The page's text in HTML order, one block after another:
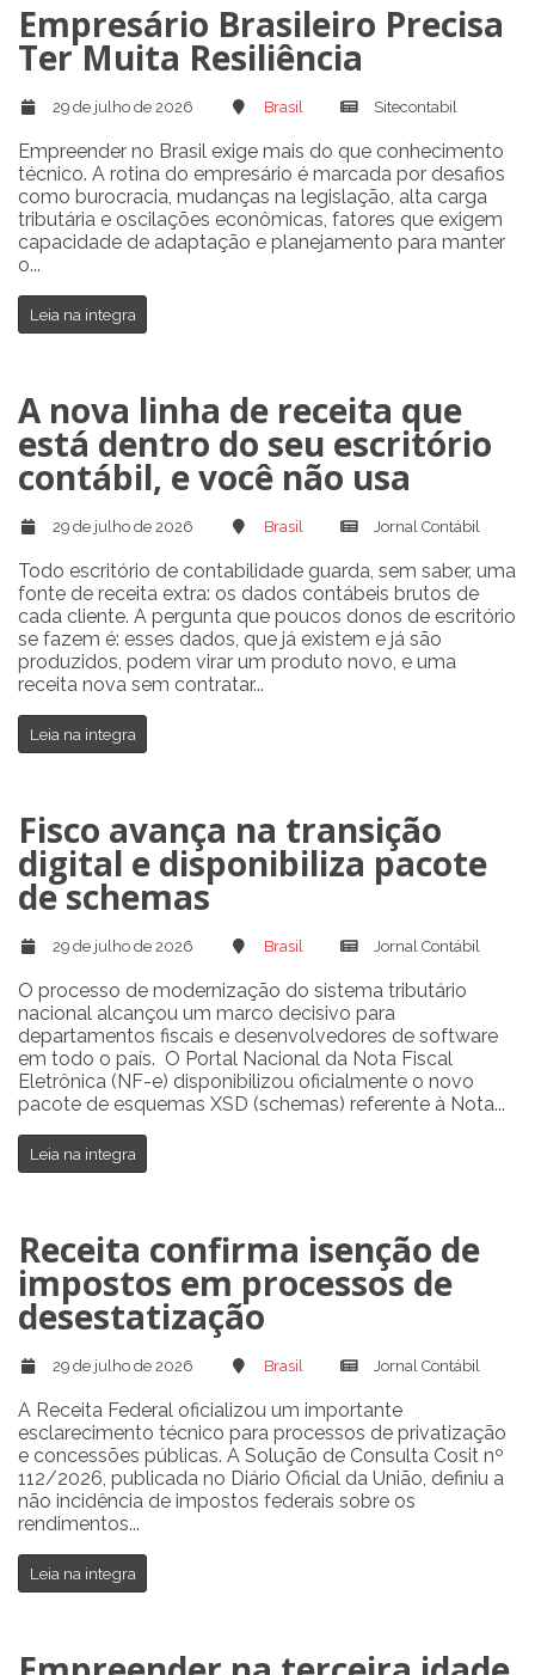
Empresário Brasileiro Precisa
Ter Muita Resiliência
29 de julho de 2026 Brasil Sitecontabil
Empreender no Brasil exige mais do que conhecimento
técnico. A rotina do empresário é marcada por desafios
como burocracia, mudanças na legislação, alta carga
tributária e oscilações econômicas, fatores que exigem
capacidade de adaptação e planejamento para manter
o...
Leia na integra
A nova linha de receita que
está dentro do seu escritório
contábil, e você não usa
29 de julho de 2026 Brasil Jornal Contábil
Todo escritório de contabilidade guarda, sem saber, uma
fonte de receita extra: os dados contábeis brutos de
cada cliente. A pergunta que poucos donos de escritório
se fazem é: esses dados, que já existem e já são
produzidos, podem virar um produto novo, e uma
receita nova sem contratar...
Leia na integra
Fisco avança na transição
digital e disponibiliza pacote
de schemas
29 de julho de 2026 Brasil Jornal Contábil
O processo de modernização do sistema tributário
nacional alcançou um marco decisivo para
departamentos fiscais e desenvolvedores de software
em todo o país. O Portal Nacional da Nota Fiscal
Eletrônica (NF-e) disponibilizou oficialmente o novo
pacote de esquemas XSD (schemas) referente à Nota...
Leia na integra
Receita confirma isenção de
impostos em processos de
desestatização
29 de julho de 2026 Brasil Jornal Contábil
A Receita Federal oficializou um importante
esclarecimento técnico para processos de privatização
e concessões públicas. A Solução de Consulta Cosit nº
112/2026, publicada no Diário Oficial da União, definiu a
não incidência de impostos federais sobre os
rendimentos...
Leia na integra